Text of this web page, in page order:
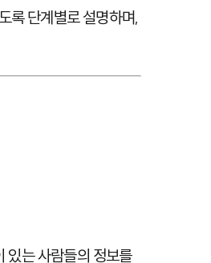
록 단계별로 설명하며,
있는 사람들의 정보를